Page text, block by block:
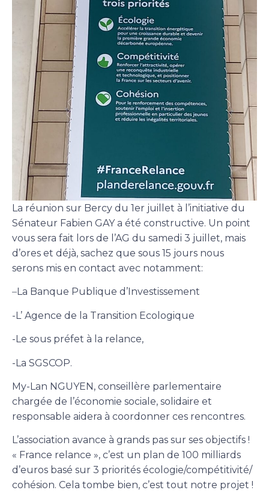
La réunion sur Bercy du 1er juillet à l’initiative du
Sénateur Fabien GAY a été constructive. Un point
vous sera fait lors de l’AG du samedi 3 juillet, mais
d’ores et déjà, sachez que sous 15 jours nous
serons mis en contact avec notamment:
–La Banque Publique d’Investissement
-L’ Agence de la Transition Ecologique
-Le sous préfet à la relance,
-La SGSCOP.
My-Lan NGUYEN, conseillère parlementaire
chargée de l’économie sociale, solidaire et
responsable aidera à coordonner ces rencontres.
L’association avance à grands pas sur ses objectifs !
« France relance », c’est un plan de 100 milliards
d’euros basé sur 3 priorités écologie/compétitivité/
cohésion. Cela tombe bien, c’est tout notre projet !